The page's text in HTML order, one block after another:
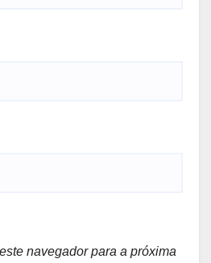
navegador para a próxima